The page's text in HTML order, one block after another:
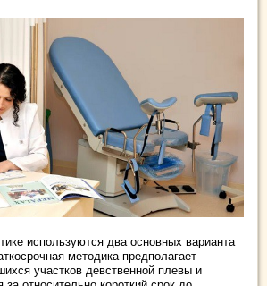
используются два основных варианта
методика предполагает
участков девственной плевы и